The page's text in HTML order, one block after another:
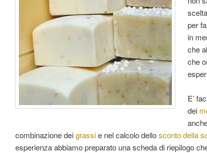
per
in
che
che
E’
dei
combinazione deigrassie nel calcolo dellosconto della
esperienza abbiamo preparato una scheda di riepilogo